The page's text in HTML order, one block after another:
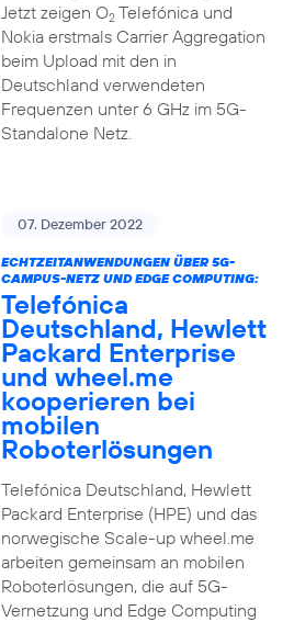
Jetzt zeigen O2Telefónica und
Nokia erstmals Carrier Aggregation
beim Upload mit den in
Deutschland verwendeten
Frequenzen unter 6 GHz im 5G-
Standalone Netz.
07. Dezember 2022
ECHTZEITANWENDUNGEN ÜBER 5G-
CAMPUS-NETZ UND EDGE COMPUTING:
Telefónica
Deutschland, Hewlett
Packard Enterprise
und wheel.me
kooperieren bei
mobilen
Roboterlösungen
Telefónica Deutschland, Hewlett
Packard Enterprise (HPE) und das
norwegische Scale-up wheel.me
arbeiten gemeinsam an mobilen
Roboterlösungen, die auf 5G-
Vernetzung und Edge Computing